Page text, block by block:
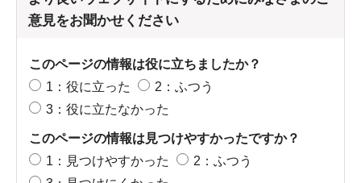
意見をお聞かせください
このページの情報は役に立ちましたか？
1：役に立った
2：ふつう
3：役に立たなかった
このページの情報は見つけやすかったですか？
1：見つけやすかった
2：ふつう